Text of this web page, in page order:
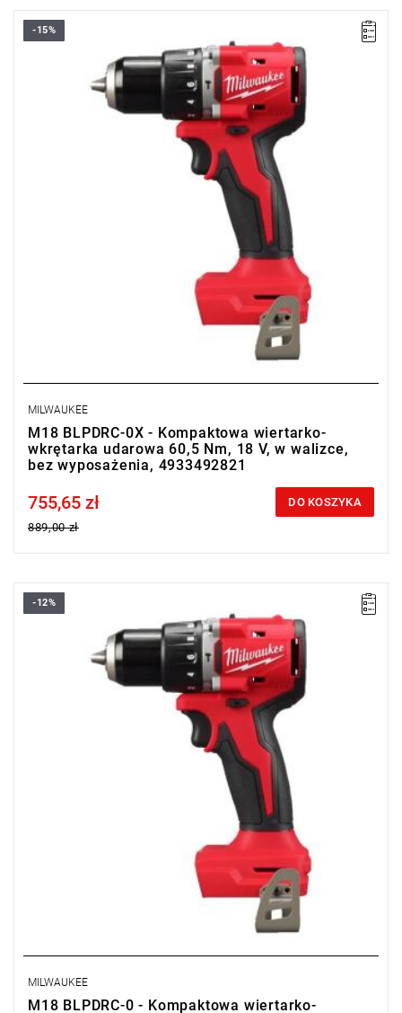
Bardzo wydajna, kompaktowa wiertarko-wkrętarka udarowa z
silnikiem bezszczotkowym, idealna dla profesjonalistów i
majsterkowiczów.
-15%
MILWAUKEE
M18 BLPDRC-0X - Kompaktowa wiertarko-
wkrętarka udarowa 60,5 Nm, 18 V, w walizce,
bez wyposażenia, 4933492821
Price tax included
755,65 zł
889,00 zł
DO KOSZYKA
Bardzo wydajna, kompaktowa wiertarko-wkrętarka udarowa z
silnikiem bezszczotkowym, idealna dla profesjonalistów i
majsterkowiczów.
-12%
MILWAUKEE
M18 BLPDRC-0 - Kompaktowa wiertarko-